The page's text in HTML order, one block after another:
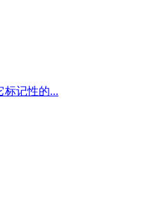
标记性的...